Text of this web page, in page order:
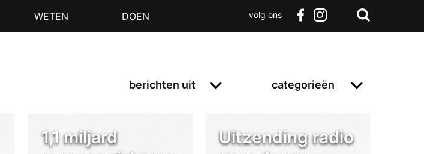
WETEN DOEN
volg ons
berichten uit categorieën
1,1 miljard
Uitzending radio
Zoeken
Terug